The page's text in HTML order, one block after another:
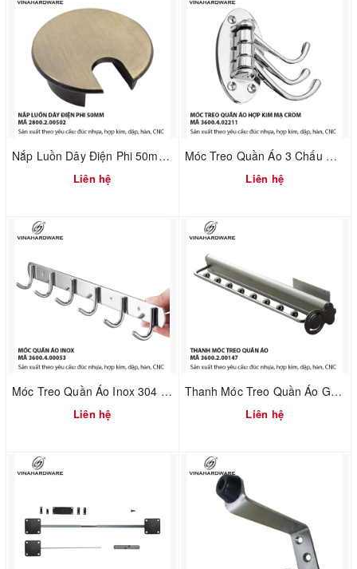
Nắp Luồn Dây Điện Phi 50mm Hợp Kim Đúc Xi Mạ Giả Cổ – Mã 2800.2.00502
Liên hệ
Móc Treo Quần Áo 3 Chấu Gấp Xếp Mạ Crom – Gắn Tường | Mã 3600.4.02211
Liên hệ
Móc Treo Quần Áo Inox 304 Gắn Tường – Dùng Cho Nhà Tắm & Nhà Bếp | Mã 3600.4.00053
Liên hệ
Thanh Móc Treo Quần Áo Gắn Nóc Tủ Dài 480mm – Vinahardware | Mã 3600.2.00147
Liên hệ